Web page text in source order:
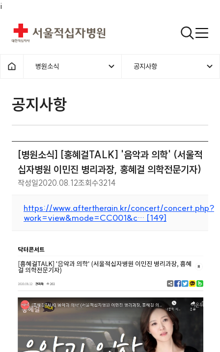
i
서울적십자병원 검색열기
홈으로 1차메뉴
병원소식 2차메뉴
공지사항
공지사항 | 병원소식 | [병원소식
공지사항
[병원소식] [홍혜걸TALK] '음악과 의학' (서울적
십자병원 이민진 병리과장, 홍혜걸 의학전문기자)
작성일2020.08.12조회수3214
https://www.aftertherain.kr/concert/concert.php?
work=view&mode=CC001&c… [149]